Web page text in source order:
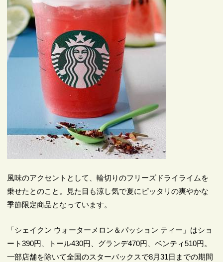
風味のアクセントとして、輪切りのフリーズドライライムを
乗せたとのこと。見た目も涼し気で夏にピッタリの爽やかな
季節限定商品となっています。
「シェイクン ウォーターメロン＆パッション ティー」はショ
ート390円、トール430円、グランデ470円、ベンティ510円。
一部店舗を除いて全国のスターバックスで8月31日までの期間